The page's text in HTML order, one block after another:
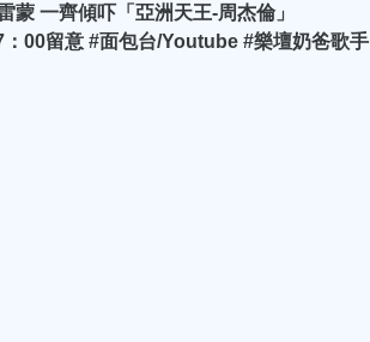
一齊傾吓「亞洲天王-周杰倫」
00留意 #面包台/Youtube #樂壇奶爸歌手